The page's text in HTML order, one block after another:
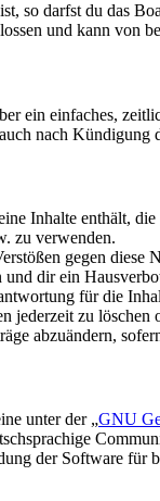
so darfst du das
und kann von
ein einfaches,
nach Kündigung
Inhalte enthält,
zu verwenden.
gegen
und dir ein
für die
jederzeit zu löschen
abzuändern,
unter der „GNU
der Software für